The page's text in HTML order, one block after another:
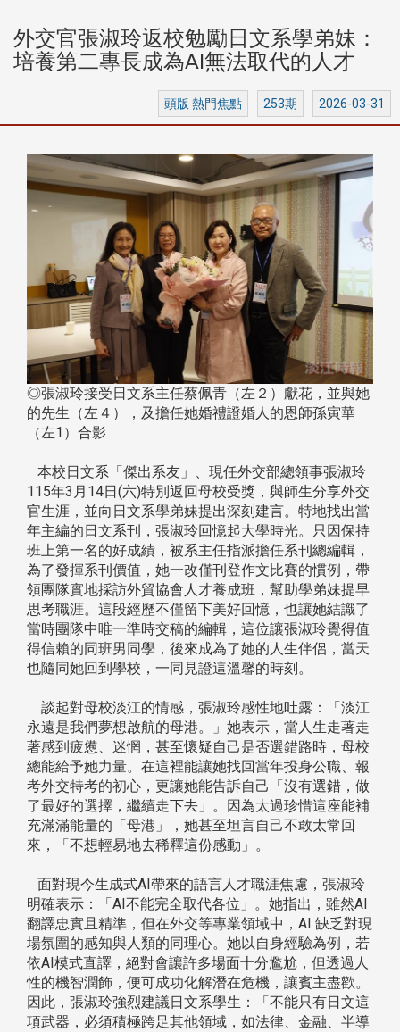
外交官張淑玲返校勉勵日文系學弟妹：
培養第二專長成為AI無法取代的人才
頭版 熱門焦點 253期 2026-03-31
◎張淑玲接受日文系主任蔡佩青（左２）獻花，並與她
的先生（左４），及擔任她婚禮證婚人的恩師孫寅華
（左1）合影
本校日文系「傑出系友」、現任外交部總領事張淑玲
115年3月14日(六)特別返回母校受獎，與師生分享外交
官生涯，並向日文系學弟妹提出深刻建言。特地找出當
年主編的日文系刊，張淑玲回憶起大學時光。只因保持
班上第一名的好成績，被系主任指派擔任系刊總編輯，
為了發揮系刊價值，她一改僅刊登作文比賽的慣例，帶
領團隊實地採訪外貿協會人才養成班，幫助學弟妹提早
思考職涯。這段經歷不僅留下美好回憶，也讓她結識了
當時團隊中唯一準時交稿的編輯，這位讓張淑玲覺得值
得信賴的同班男同學，後來成為了她的人生伴侶，當天
也隨同她回到學校，一同見證這溫馨的時刻。
談起對母校淡江的情感，張淑玲感性地吐露：「淡江
永遠是我們夢想啟航的母港。」她表示，當人生走著走
著感到疲憊、迷惘，甚至懷疑自己是否選錯路時，母校
總能給予她力量。在這裡能讓她找回當年投身公職、報
考外交特考的初心，更讓她能告訴自己「沒有選錯，做
了最好的選擇，繼續走下去」。因為太過珍惜這座能補
充滿滿能量的「母港」，她甚至坦言自己不敢太常回
來，「不想輕易地去稀釋這份感動」。
面對現今生成式AI帶來的語言人才職涯焦慮，張淑玲
明確表示：「AI不能完全取代各位」。她指出，雖然AI
翻譯忠實且精準，但在外交等專業領域中，AI 缺乏對現
場氛圍的感知與人類的同理心。她以自身經驗為例，若
依AI模式直譯，絕對會讓許多場面十分尷尬，但透過人
性的機智潤飾，便可成功化解潛在危機，讓賓主盡歡。
因此，張淑玲強烈建議日文系學生：「不能只有日文這
項武器，必須積極跨足其他領域，如法律、金融、半導